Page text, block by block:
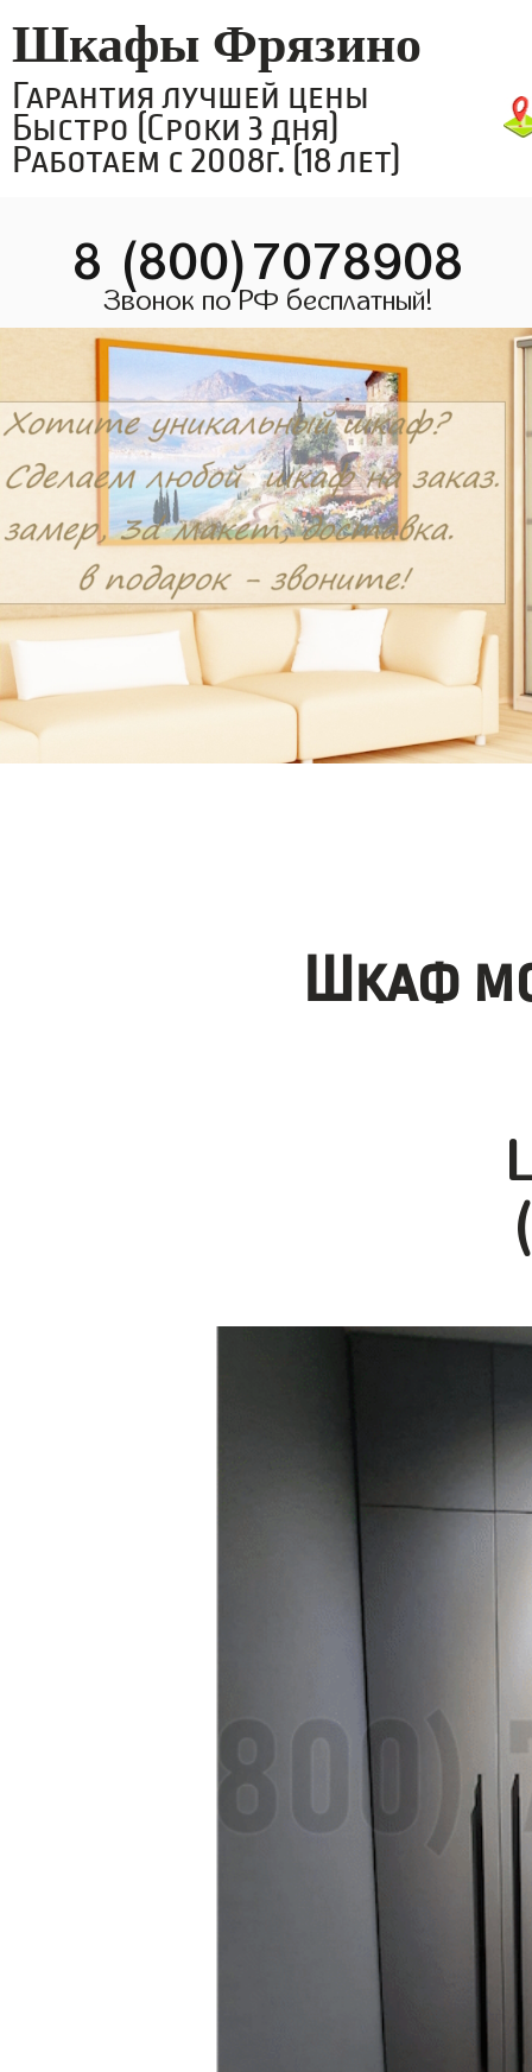
Шкафы Фрязино
Гарантия лучшей цены
Быстро (Сроки 3 дня)
Работаем с 2008г. (18 лет)
8 (800)7078908
Звонок по РФ бесплатный!
Шкаф